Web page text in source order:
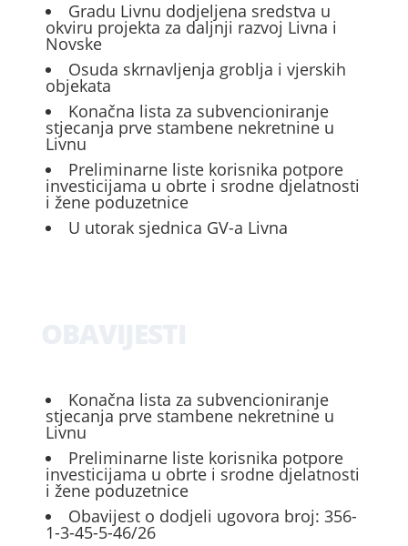
Gradu Livnu dodjeljena sredstva u
okviru projekta za daljnji razvoj Livna i
Novske
Osuda skrnavljenja groblja i vjerskih
objekata
Konačna lista za subvencioniranje
stjecanja prve stambene nekretnine u
Livnu
Preliminarne liste korisnika potpore
investicijama u obrte i srodne djelatnosti
i žene poduzetnice
U utorak sjednica GV-a Livna
Konačna lista za subvencioniranje
stjecanja prve stambene nekretnine u
Livnu
Preliminarne liste korisnika potpore
investicijama u obrte i srodne djelatnosti
i žene poduzetnice
Obavijest o dodjeli ugovora broj: 356-
1-3-45-5-46/26